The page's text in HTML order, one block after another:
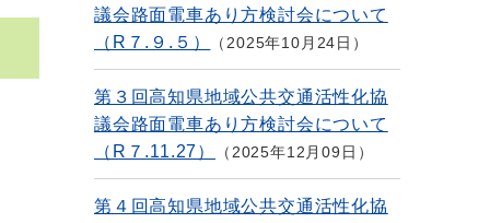
議会路面電車あり方検討会について
（R７.９.５）
2025年10月24日
第３回高知県地域公共交通活性化協
議会路面電車あり方検討会について
（R７.11.27）
2025年12月09日
第４回高知県地域公共交通活性化協